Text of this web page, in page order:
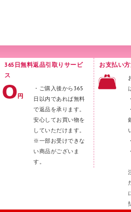
365日無料返品引取りサービ
ス
・ご購入後から365
日以内であれば無料
で返品を承ります。
安心してお買い物を
していただけます。
※一部お受けできな
い商品がございま
す。
お支払い